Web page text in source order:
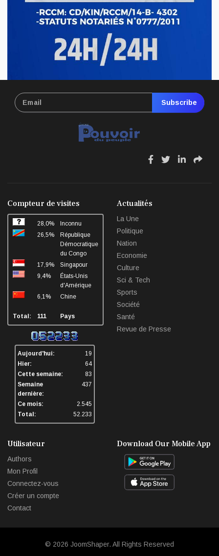
Subscribe
fa
fa
fa
fa
Compteur de visites
28,0%
Inconnu
26,5%
République
Démocratique
du Congo
17,9%
Singapour
9,4%
États-Unis
d'Amérique
6,1%
Chine
Total: 111 Pays
Aujourd'hui:
19
Hier:
64
Cette semaine:
83
Semaine
dernière:
437
Ce mois:
2.545
Total:
52.233
Actualités
La Une
Politique
Nation
Economie
Culture
Sci & Tech
Sports
Société
Santé
Revue de Presse
Utilisateur
Authors
Mon Profil
Connectez-vous
Créer un compte
Contact
Download Our Mobile App
© 2026 JoomShaper. All Rights Reserved